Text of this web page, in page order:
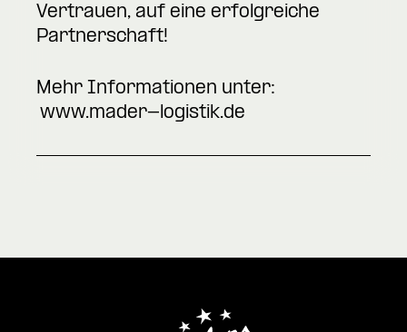
Vertrauen, auf eine erfolgreiche
Partnerschaft!
Mehr Informationen unter:
www.mader-logistik.de